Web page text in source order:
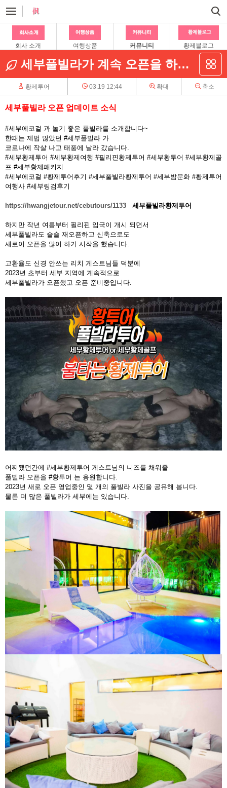
회사 소개 여행상품 커뮤니티 황제블로그
세부풀빌라가 계속 오픈을 하고 있습니다
황제투어 03.19 12:44 확대 축소
세부풀빌라 오픈 업데이트 소식
#세부에코걸 과 놀기 좋은 풀빌라를 소개합니다~
한때는 제법 많았던 #세부풀빌라 가
코로나에 작살 나고 태풍에 날라 갔습니다.
#세부황제투어 #세부황제여행 #필리핀황제투어 #세부황투어 #세부황제골
프 #세부황제패키지
#세부에코걸 #황제투어후기 #세부풀빌라황제투어 #세부밤문화 #황제투어
여행사 #세부링검후기
https://hwangjetour.net/cebutours/1133 세부풀빌라황제투어
하지만 작년 여름부터 필리핀 입국이 개시 되면서
세부풀빌라도 슬슬 재오픈하고 신축으로도
새로이 오픈을 많이 하기 시작을 했습니다.
고환율도 신경 안쓰는 리치 게스트님들 덕분에
2023년 초부터 세부 지역에 계속적으로
세부풀빌라가 오픈했고 오픈 준비중입니다.
어찌됐던간에 #세부황제투어 게스트님의 니즈를 채워줄
풀빌라 오픈을 #황투어 는 응원합니다.
2023년 새로 오픈 영업중인 몇 개의 풀빌라 사진을 공유해 봅니다.
물론 더 많은 풀빌라가 세부에는 있습니다.